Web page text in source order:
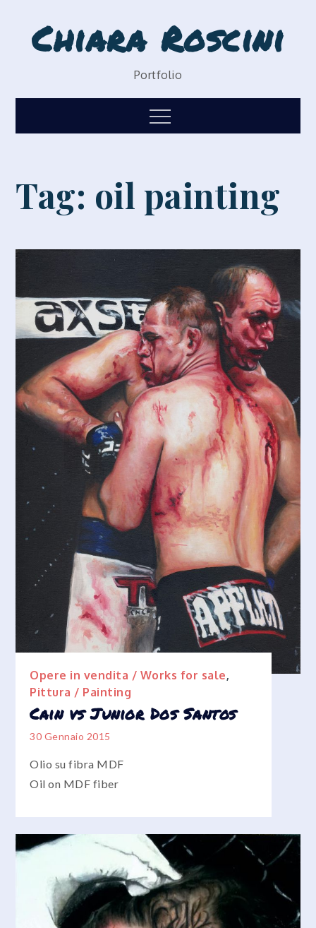
contentChiara Roscini
Portfolio
Menu
Tag: oil painting
Opere in vendita / Works for sale,
Pittura / Painting
Cain vs Junior Dos Santos
30 Gennaio 2015
Olio su fibra MDF
Oil on MDF fiber